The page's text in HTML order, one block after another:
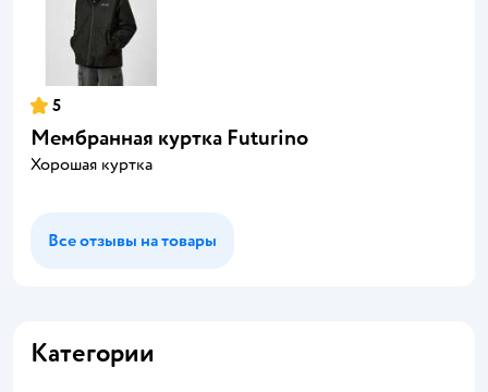
5
Мембранная куртка Futurino
Хорошая куртка
Все отзывы на товары
Категории